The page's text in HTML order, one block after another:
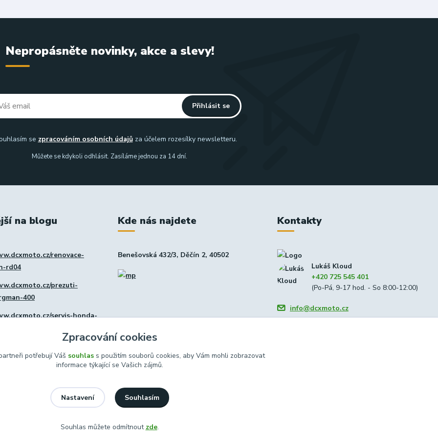
Nepropásněte novinky, akce a slevy!
Přihlásit se
se zpracováním osobních údajůza účelem rozesílky newsletteru.
Můžete se kdykoli odhlásit. Zasíláme jednou za 14 dní.
na blogu
renovace-
rd04
prezuti-
400
servis-honda-
nova-dilna
Kde nás najdete
Benešovská 432/3, Děčín 2, 40502
Kontakty
Lukáš Kloud
+420 725 545 401
(Po-Pá, 9-17 hod. - So 8:00-12:00)
info@dcxmoto.cz
Zpracování cookies
potřebují Váš souhlass použitím souborů cookies, aby Vám mohli zobrazovat
informace týkající se Vašich zájmů.
Nastavení Souhlasím
Souhlas můžete odmítnout zde.